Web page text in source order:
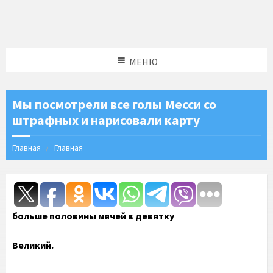
МЕНЮ
Мы посмотрели все голы Месси со
штрафных и нарисовали карту
Главная Главная
больше половины мячей в девятку
Великий.